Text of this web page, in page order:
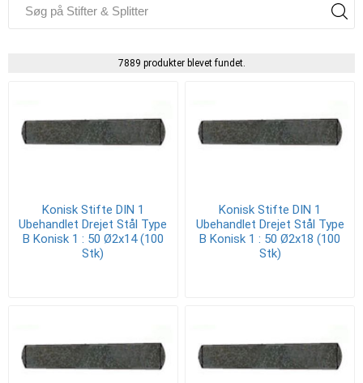
7889 produkter blevet fundet.
Konisk Stifte DIN 1
Ubehandlet Drejet Stål Type
B Konisk 1 : 50 Ø2x14 (100
Stk)
Konisk Stifte DIN 1
Ubehandlet Drejet Stål Type
B Konisk 1 : 50 Ø2x18 (100
Stk)